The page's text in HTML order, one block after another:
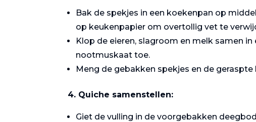
Bak de spekjes in een koekenpan op
op keukenpapier om overtollig vet te
Klop de eieren, slagroom en melk samen
nootmuskaat toe.
Meng de gebakken spekjes en de
4. Quiche samenstellen:
Giet de vulling in de voorgebakken